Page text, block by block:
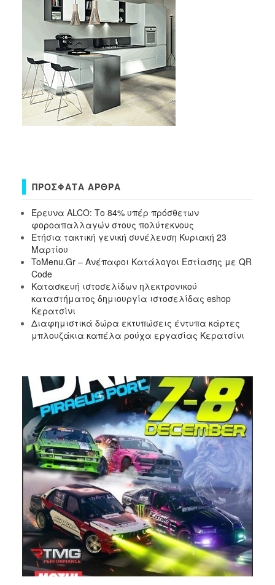
ΠΡΌΣΦΑΤΑ ΆΡΘΡΑ
Έρευνα ALCO: Το 84% υπέρ πρόσθετων
φοροαπαλλαγών στους πολύτεκνους
Ετήσια τακτική γενική συνέλευση Κυριακή 23
Μαρτίου
ToMenu.Gr – Ανέπαφοι Κατάλογοι Εστίασης με QR
Code
Κατασκευή ιστοσελίδων ηλεκτρονικού
καταστήματος δημιουργία ιστοσελίδας eshop
Κερατσίνι
Διαφημιστικά δώρα εκτυπώσεις έντυπα κάρτες
μπλουζάκια καπέλα ρούχα εργασίας Κερατσίνι